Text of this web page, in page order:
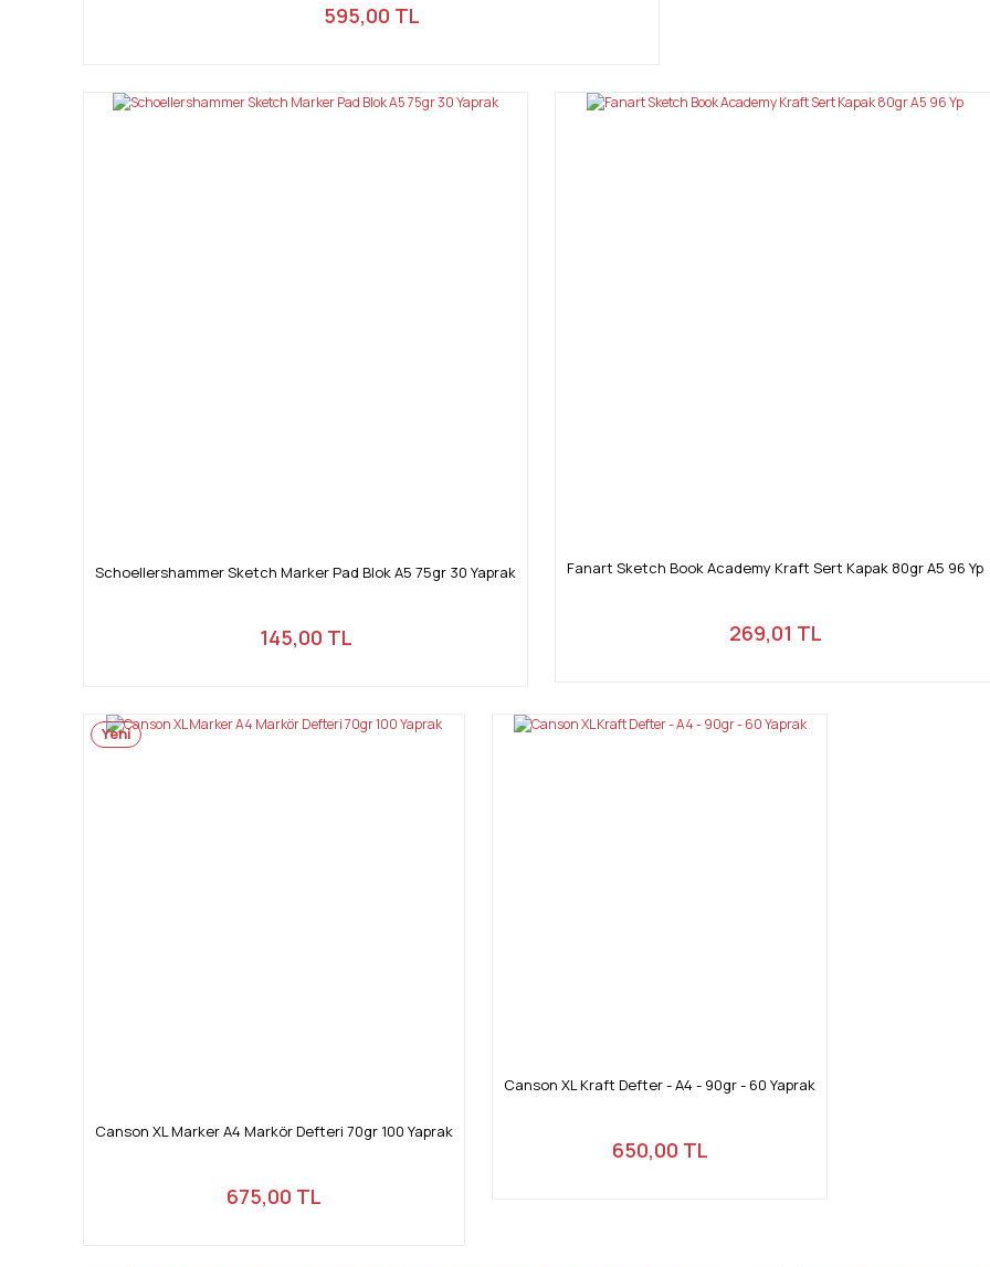
595,00 TL
Schoellershammer Sketch Marker Pad Blok A5 75gr 30 Yaprak
145,00 TL
Fanart Sketch Book Academy Kraft Sert Kapak 80gr A5 96 Yp
269,01 TL
Yeni
Canson XL Marker A4 Markör Defteri 70gr 100 Yaprak
675,00 TL
Canson XL Kraft Defter - A4 - 90gr - 60 Yaprak
650,00 TL